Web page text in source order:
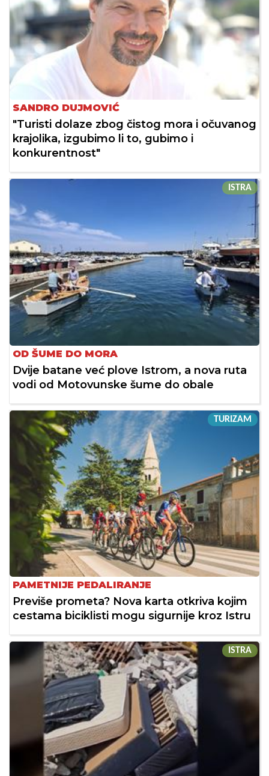
SANDRO DUJMOVIĆ
"Turisti dolaze zbog čistog mora i očuvanog
krajolika, izgubimo li to, gubimo i
konkurentnost"
ISTRA
OD ŠUME DO MORA
Dvije batane već plove Istrom, a nova ruta
vodi od Motovunske šume do obale
TURIZAM
PAMETNIJE PEDALIRANJE
Previše prometa? Nova karta otkriva kojim
cestama biciklisti mogu sigurnije kroz Istru
ISTRA